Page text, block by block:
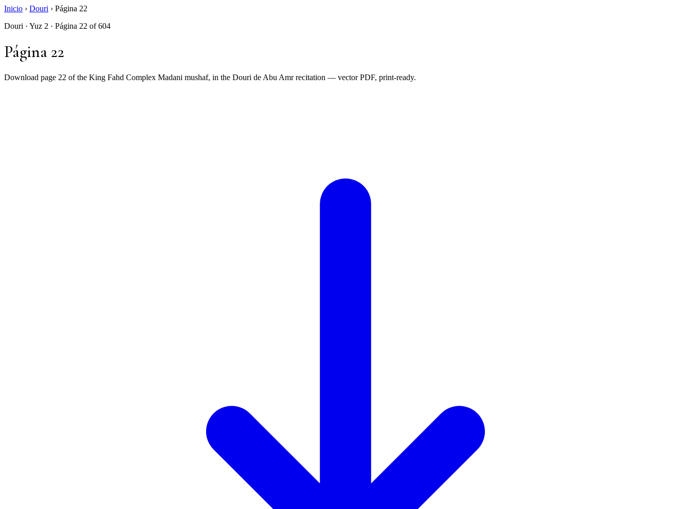
Inicio › Douri › Página 22
Douri · Yuz 2 · Página 22 of 604
Página 22
Download page 22 of the King Fahd Complex Madani mushaf, in the Douri de Abu Amr recitation — vector PDF, print-ready.